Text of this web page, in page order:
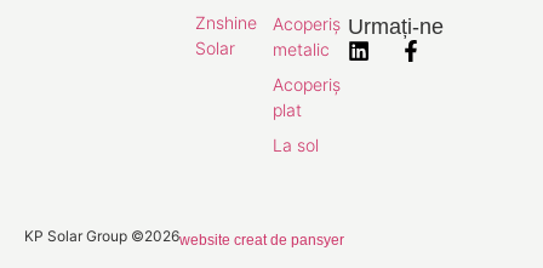
Znshine
Solar
Acoperiș
metalic
Acoperiș
plat
La sol
Urmați-ne
KP Solar Group ©2026website creat de pansyer